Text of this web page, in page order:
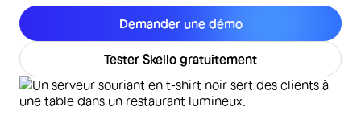
Demander une démo
Tester Skello gratuitement